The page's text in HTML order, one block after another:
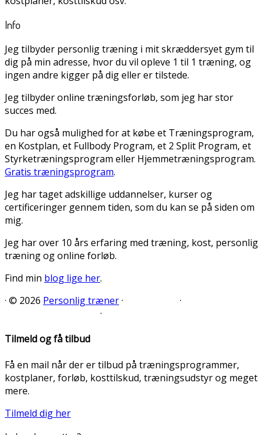
Info
Jeg tilbyder personlig træning i mit skræddersyet gym til
dig på min adresse, hvor du vil opleve 1 til 1 træning, og
ingen andre kigger på dig eller er tilstede.
Jeg tilbyder online træningsforløb, som jeg har stor
succes med.
Du har også mulighed for at købe et Træningsprogram,
en Kostplan, et Fullbody Program, et 2 Split Program, et
Styrketræningsprogram eller Hjemmetræningsprogram.
Gratis træningsprogram.
Jeg har taget adskillige uddannelser, kurser og
certificeringer gennem tiden, som du kan se på siden om
mig.
Jeg har over 10 års erfaring med træning, kost, personlig
træning og online forløb.
Find min blog lige her.
· © 2026 Personlig træner·
·
·
Tilmeld og få tilbud
Få en mail når der er tilbud på træningsprogrammer,
kostplaner, forløb, kosttilskud, træningsudstyr og meget
mere.
Tilmeld dig her